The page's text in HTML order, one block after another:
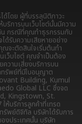
ด้โดย ผู้ที่บรรลุนิติภาวะ
บริการบนเว็บไซต์นั้นมีความ
น กรณีที่คุณทำธุรกรรมกับ
ด้รับความเสียหายอย่าง
จะตัดสินใจเริ่มต้นทำ
เว็บไซต์ คุณจำเป็นต้อง
ความเสี่ยงบริการบน
ทรัพย์ที่มีใบอนุญาต
Building, Kumul
Global LLC ซึ่งจด
Kingstown, St.
บริการลูกค้าที่เทรด
พย์ดิจิทัล บริษัทได้รับการ
งประเทศนั้น บริษัท